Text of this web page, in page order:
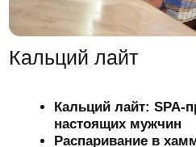
9 500 р.
Записаться
Сертификат